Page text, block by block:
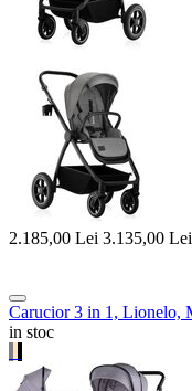
2.185,00 Lei 3.135,00 Lei
Carucior 3 in 1, Lionelo,
in stoc